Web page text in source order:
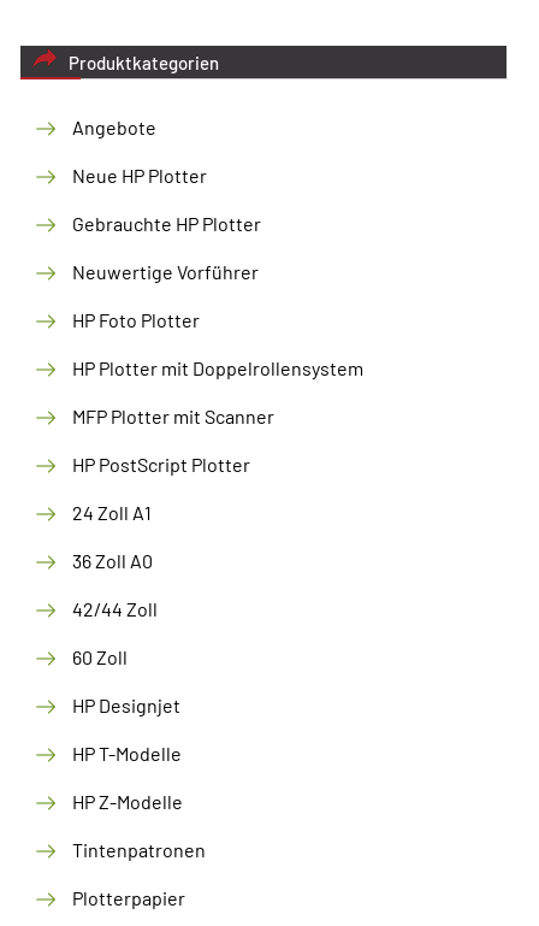
Produktkategorien
Angebote
Neue HP Plotter
Gebrauchte HP Plotter
Neuwertige Vorführer
HP Foto Plotter
HP Plotter mit Doppelrollensystem
MFP Plotter mit Scanner
HP PostScript Plotter
24 Zoll A1
36 Zoll A0
42/44 Zoll
60 Zoll
HP Designjet
HP T-Modelle
HP Z-Modelle
Tintenpatronen
Plotterpapier